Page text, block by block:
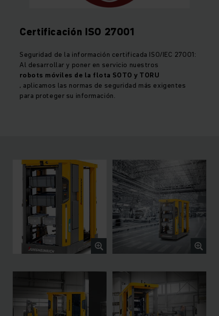
Certificación ISO 27001
Seguridad de la información certificada ISO/IEC 27001:
Al desarrollar y poner en servicio nuestros
robots móviles de la flota SOTO y TORU
, aplicamos las normas de seguridad más exigentes
para proteger su información.